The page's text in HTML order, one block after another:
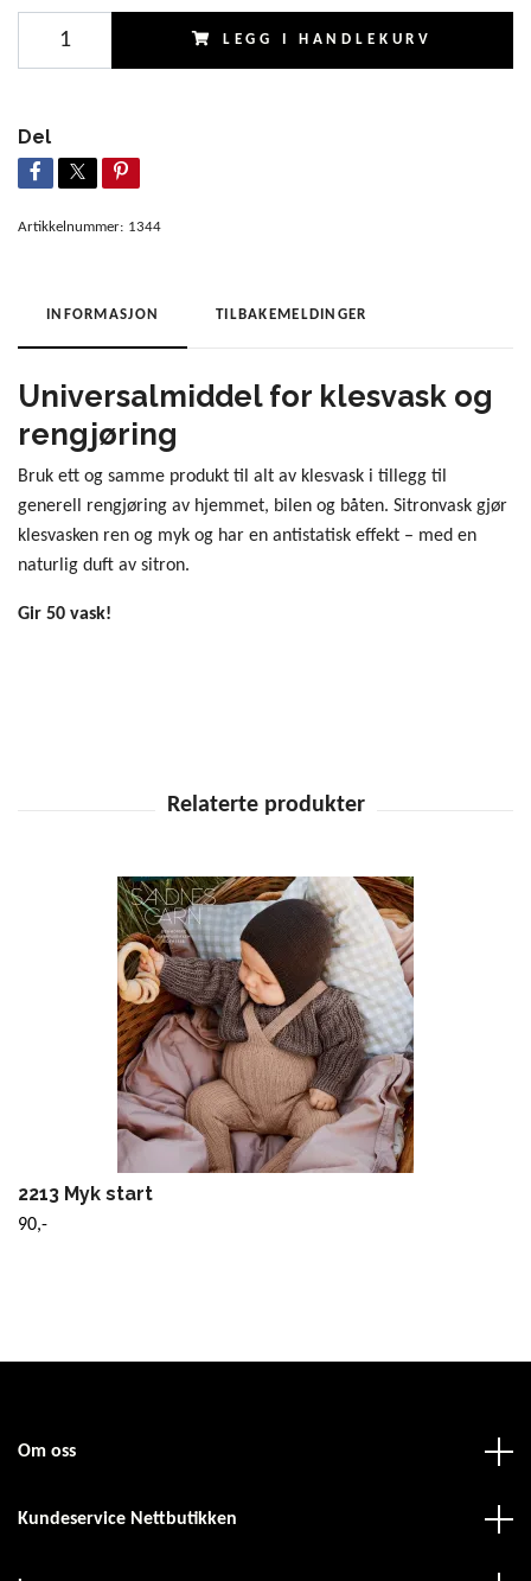
LEGG I HANDLEKURV
Del
Artikkelnummer: 1344
INFORMASJON TILBAKEMELDINGER
Universalmiddel for klesvask og
rengjøring
Bruk ett og samme produkt til alt av klesvask i tillegg til
generell rengjøring av hjemmet, bilen og båten. Sitronvask gjør
klesvasken ren og myk og har en antistatisk effekt – med en
naturlig duft av sitron.
Gir 50 vask!
2213 Myk start
90,-
Om oss
Kundeservice Nettbutikken